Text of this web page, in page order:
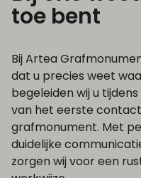
toe bent
Bij Artea
dat u precies weet
begeleiden wij u
van het eerste
grafmonument. Met
duidelijke
zorgen wij voor een